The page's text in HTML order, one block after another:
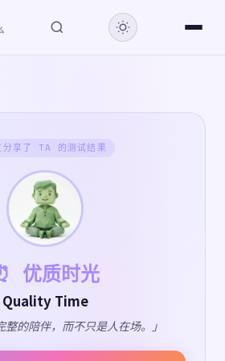
分享了 TA 的测试结果
优质时光
Quality Time
整的陪伴，而不只是人在场。」